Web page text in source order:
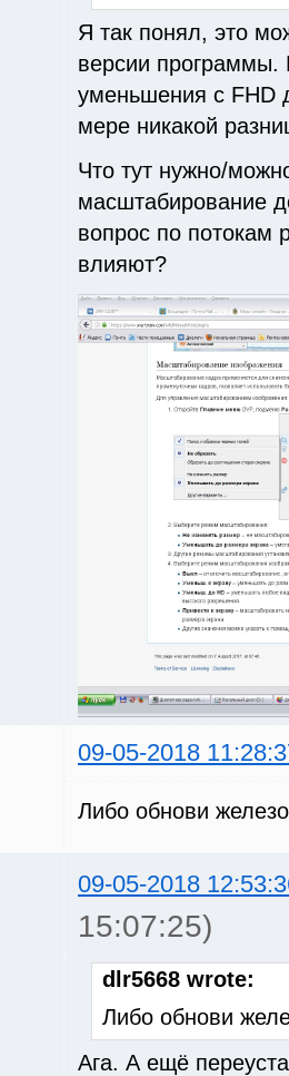
Я так понял, это
версии программы.
уменьшения с FHD
мере никакой
Что тут нужно/
масштабирование
вопрос по потокам
влияют?
09-05-2018
Либо обнови
09-05-2018
15:07:25)
dlr5668 wrote:
Либо обнови
Ага. А ещё